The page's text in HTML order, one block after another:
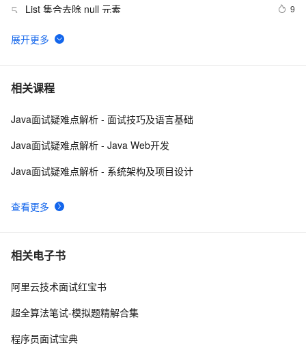
5 List 集合去除 null 元素 9
6 leetcode 19. Remove Nth Node From End of List
7 C#合并两个List并删除重复项
8 【Java基础】探索List和Map循环遍历删除问题
相关课程
查看更多
Java面试疑难点解析 - 面试技巧及语言基础
Java面试疑难点解析 - Java Web开发
Java面试疑难点解析 - 系统架构及项目设计
相关电子书
阿里云技术面试红宝书
超全算法笔试-模拟题精解合集
程序员面试宝典